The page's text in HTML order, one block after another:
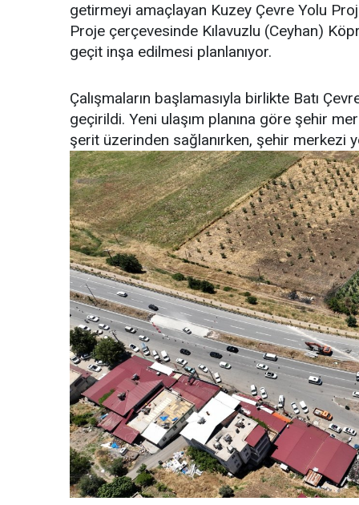
getirmeyi amaçlayan Kuzey Çevre Yolu
Proje çerçevesinde Kılavuzlu (Ceyhan)
geçit inşa edilmesi planlanıyor.
Çalışmaların başlamasıyla birlikte Batı
geçirildi. Yeni ulaşım planına göre şehir
şerit üzerinden sağlanırken, şehir merkezi